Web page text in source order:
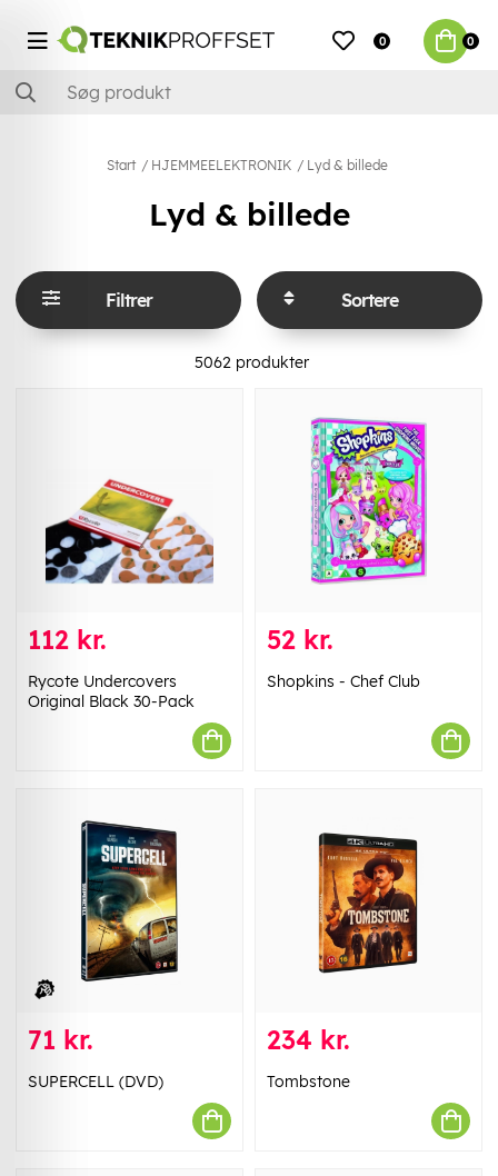
0 0
Start HJEMMEELEKTRONIK Lyd & billede
Lyd & billede
Filtrer Sortere
5062produkter
112 kr.
Rycote Undercovers
Original Black 30-Pack
52 kr.
Shopkins - Chef Club
71 kr.
SUPERCELL (DVD)
234 kr.
Tombstone